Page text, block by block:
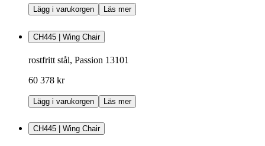
Lägg i varukorgen Läs mer
CH445 | Wing Chair
rostfritt stål, Passion 13101
60 378 kr
Lägg i varukorgen Läs mer
CH445 | Wing Chair